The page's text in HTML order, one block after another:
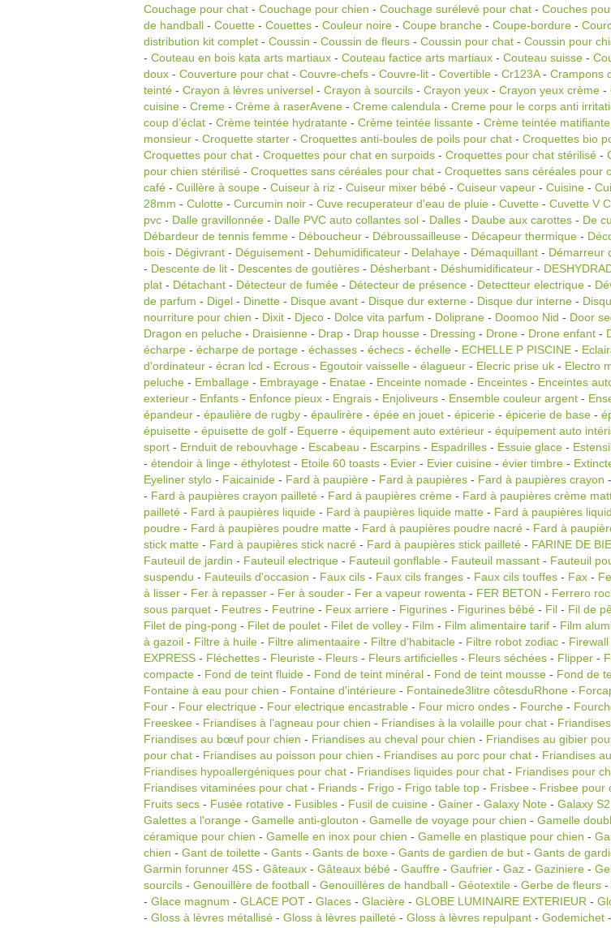
Couchage pour chat - Couchage pour chien - Couchage surélevé pour chat - Couches
de handball - Couette - Couettes - Couleur noire - Coupe branche - Coupe-bordure -
distribution kit complet - Coussin - Coussin de fleurs - Coussin pour chat - Coussin pour
- Couteau en bois kata arts martiaux - Couteau factice arts martiaux - Couteau suisse -
doux - Couverture pour chat - Couvre-chefs - Couvre-lit - Covertible - Cr123A- Crampons
teinté - Crayon à lèvres universel - Crayon à sourcils - Crayon yeux - Crayon yeux crème -
cuisine - Creme - Crème à raserAvene - Creme calendula - Creme pour le corps anti
coup d’éclat - Crème teintée hydratante - Crème teintée lissante - Crème teintée matifiante
monsieur - Croquette starter - Croquettes anti-boules de poils pour chat - Croquettes bio
Croquettes pour chat - Croquettes pour chat en surpoids - Croquettes pour chat stérilisé -
pour chien stérilisé - Croquettes sans céréales pour chat - Croquettes sans céréales pour
café - Cuillère à soupe - Cuiseur à riz - Cuiseur mixer bébé - Cuiseur vapeur - Cuisine -
28mm - Culotte - Curcumin noir - Cuve recuperateur d'eau de pluie - Cuvette - Cuvette V C
pvc - Dalle gravillonnée - Dalle PVC auto collantes sol - Dalles - Daube aux carottes - De
Débardeur de tennis femme - Déboucheur - Débroussailleuse - Décapeur thermique -
bois - Dégivrant - Déguisement - Dehumidificateur - Delahaye - Démaquillant - Démarreur
- Descente de lit - Descentes de goutières - Désherbant - Déshumidificateur -
plat - Détachant - Détecteur de fumée - Détecteur de présence - Detectteur electrique -
de parfum - Digel - Dinette - Disque avant - Disque dur externe - Disque dur interne -
nourriture pour chien - Dixit - Djeco - Dolce vita parfum - Doliprane - Doomoo Nid - Door
Dragon en peluche - Draisienne - Drap - Drap housse - Dressing - Drone - Drone enfant -
écharpe - écharpe de portage - échasses - échecs - échelle - ECHELLE P PISCINE -
d'ordinateur - écran lcd - Ecrous - Egoutoir vaisselle - élagueur - Elecric prise uk - Electro
peluche - Emballage - Embrayage - Enatae - Enceinte nomade - Enceintes - Enceintes
exterieur - Enfants - Enfonce pieux - Engrais - Enjoliveurs - Ensemble couleur argent -
épandeur - épaulière de rugby - épaulirère - épée en jouet - épicerie - épicerie de base -
épuisette - épuisette de golf - Equerre - équipement auto extérieur - équipement auto
sport - Ernduit de rebouvhage - Escabeau - Escarpins - Espadrilles - Essuie glace -
- étendoir à linge - éthylotest - Etoile 60 toasts - Evier - Evier cuisine - évier timbre -
Eyeliner stylo - Faicainide - Fard à paupière - Fard à paupières - Fard à paupières crayon -
- Fard à paupières crayon pailleté - Fard à paupières crème - Fard à paupières crème
pailleté - Fard à paupières liquide - Fard à paupières liquide matte - Fard à paupières
poudre - Fard à paupières poudre matte - Fard à paupières poudre nacré - Fard à
stick matte - Fard à paupières stick nacré - Fard à paupières stick pailleté - FARINE DE
Fauteuil de jardin - Fauteuil electrique - Fauteuil gonflable - Fauteuil massant - Fauteuil
suspendu - Fauteuils d'occasion - Faux cils - Faux cils franges - Faux cils touffes - Fax -
à lisser - Fer à repasser - Fer à souder - Fer a vapeur rowenta - FER BETON - Ferrero
sous parquet - Feutres - Feutrine - Feux arriere - Figurines - Figurines bébé - Fil - Fil de
Filet de ping-pong - Filet de poulet - Filet de volley - Film - Film alimentaire tarif - Film
à gazoil - Filtre à huile - Filtre alimentaaire - Filtre d'habitacle - Filtre robot zodiac - Firewall
EXPRESS - Fléchettes - Fleuriste - Fleurs - Fleurs artificielles - Fleurs séchées - Flipper -
compacte - Fond de teint fluide - Fond de teint minéral - Fond de teint mousse - Fond de
Fontaine à eau pour chien - Fontaine d'intérieure - Fontainede3litre côtesduRhone -
Four - Four electrique - Four electrique encastrable - Four micro ondes - Fourche -
Freeskee - Friandises à l'agneau pour chien - Friandises à la volaille pour chat -
Friandises au bœuf pour chien - Friandises au cheval pour chien - Friandises au gibier
pour chat - Friandises au poisson pour chien - Friandises au porc pour chat - Friandises
Friandises hypoallergéniques pour chat - Friandises liquides pour chat - Friandises pour
Friandises vitaminées pour chat - Friands - Frigo - Frigo table top - Frisbee - Frisbee pour
Fruits secs - Fusée rotative - Fusibles - Fusil de cuisine - Gainer - Galaxy Note - Galaxy S2
Galettes a l'orange - Gamelle anti-glouton - Gamelle de voyage pour chien - Gamelle
céramique pour chien - Gamelle en inox pour chien - Gamelle en plastique pour chien -
chien - Gant de toilette - Gants - Gants de boxe - Gants de gardien de but - Gants de
Garmin forunner 45S - Gâteaux - Gâteaux bébé - Gauffre - Gaufrier - Gaz - Gaziniere -
sourcils - Genouillère de football - Genouillères de handball - Géotextile - Gerbe de fleurs -
- Glace magnum - GLACE POT - Glaces - Glacière - GLOBE LUMINAIRE EXTERIEUR -
- Gloss à lèvres métallisé - Gloss à lèvres pailleté - Gloss à lèvres repulpant - Godemichet -